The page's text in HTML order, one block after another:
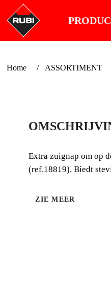
Home ASSORTIMENT
Extra zuignap om op
(ref.18819). Biedt
ZIE MEER